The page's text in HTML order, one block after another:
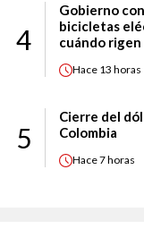
4
Gobierno
bicicletas
cuándo rigen
Hace 13 horas
5
Cierre del
Colombia
Hace7 horas